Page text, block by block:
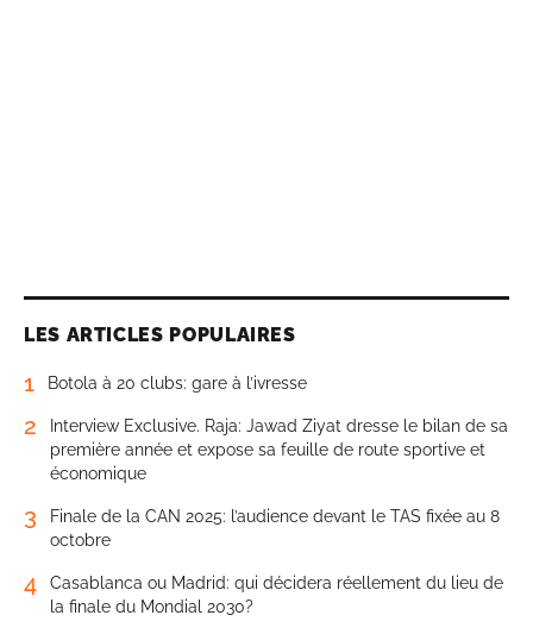
LES ARTICLES POPULAIRES
1 Botola à 20 clubs: gare à l’ivresse
2
Interview Exclusive. Raja: Jawad Ziyat dresse le bilan de sa
première année et expose sa feuille de route sportive et
économique
3
Finale de la CAN 2025: l’audience devant le TAS fixée au 8
octobre
4
Casablanca ou Madrid: qui décidera réellement du lieu de
la finale du Mondial 2030?